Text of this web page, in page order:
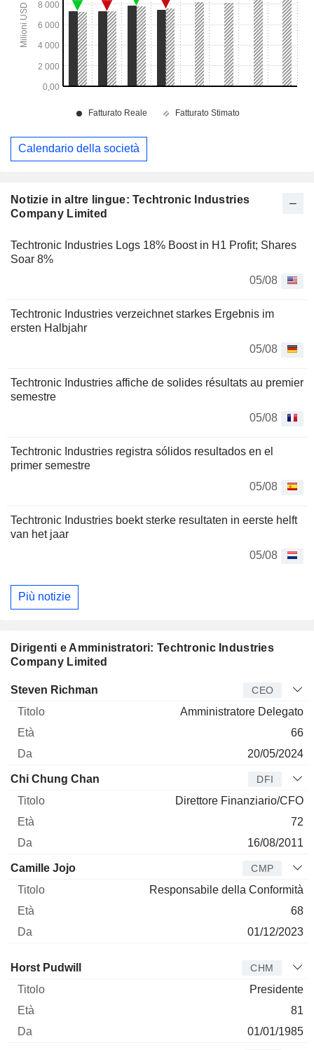
Notizie in altre lingue: Techtronic Industries
Company Limited
Techtronic Industries Logs 18% Boost in H1 Profit; Shares
Soar 8%
05/08
Techtronic Industries verzeichnet starkes Ergebnis im
ersten Halbjahr
05/08
Techtronic Industries affiche de solides résultats au premier
semestre
05/08
Techtronic Industries registra sólidos resultados en el
primer semestre
05/08
Techtronic Industries boekt sterke resultaten in eerste helft
van het jaar
05/08
Più notizie
Dirigenti e Amministratori: Techtronic Industries
Company Limited
Manager Titolo Età
Steven Richman CEO
Amministratore Delegato
66
20/05/2024
Chi Chung Chan DFI
Direttore Finanziario/CFO
72
16/08/2011
Camille Jojo CMP
Responsabile della Conformità
68
01/12/2023
Amministratore
Horst Pudwill CHM
Presidente
81
01/01/1985
Calendario della società